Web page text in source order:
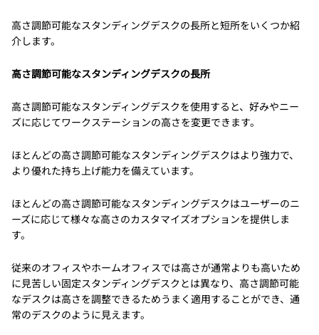
高さ調節可能なスタンディングデスクの長所と短所をいくつか紹
介します。
高さ調節可能なスタンディングデスクの長所
高さ調節可能なスタンディングデスクを使用すると、好みやニー
ズに応じてワークステーションの高さを変更できます。
ほとんどの高さ調節可能なスタンディングデスクはより強力で、
より優れた持ち上げ能力を備えています。
ほとんどの高さ調節可能なスタンディングデスクはユーザーのニ
ーズに応じて様々な高さのカスタマイズオプションを提供しま
す。
従来のオフィスやホームオフィスでは高さが通常よりも高いため
に見苦しい固定スタンディングデスクとは異なり、高さ調節可能
なデスクは高さを調整できるためうまく適用することができ、通
常のデスクのように見えます。